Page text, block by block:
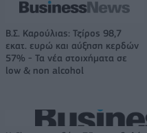
Β.Σ. Καρούλιας: Τζίρος 98,7
εκατ. ευρώ και αύξηση κερδών
57% - Τα νέα στοιχήματα σε
low & non alcohol